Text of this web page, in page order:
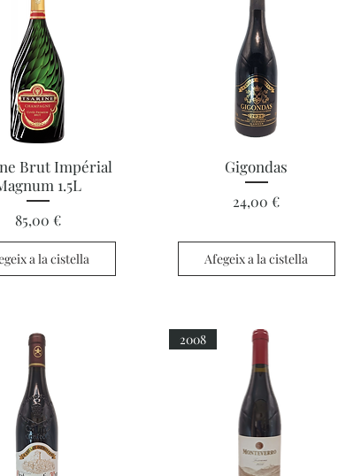
ràpida
Brut Impérial
1.5L
Preu
85,00 €
a la cistella
Visualització ràpida
Gigondas
Preu
24,00 €
Afegeix a la cistella
2008